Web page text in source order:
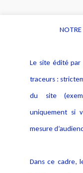
Alerte professionnelle
Déclaration
Notice Légale
Politique de
données
NOTRE
Le site édité
traceurs :
du site
uniquement si
mesure
Dans ce cadre,